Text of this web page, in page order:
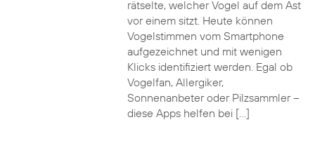
rätselte, welcher Vogel auf dem Ast
vor einem sitzt. Heute können
Vogelstimmen vom Smartphone
aufgezeichnet und mit wenigen
Klicks identifiziert werden. Egal ob
Vogelfan, Allergiker,
Sonnenanbeter oder Pilzsammler –
diese Apps helfen bei […]